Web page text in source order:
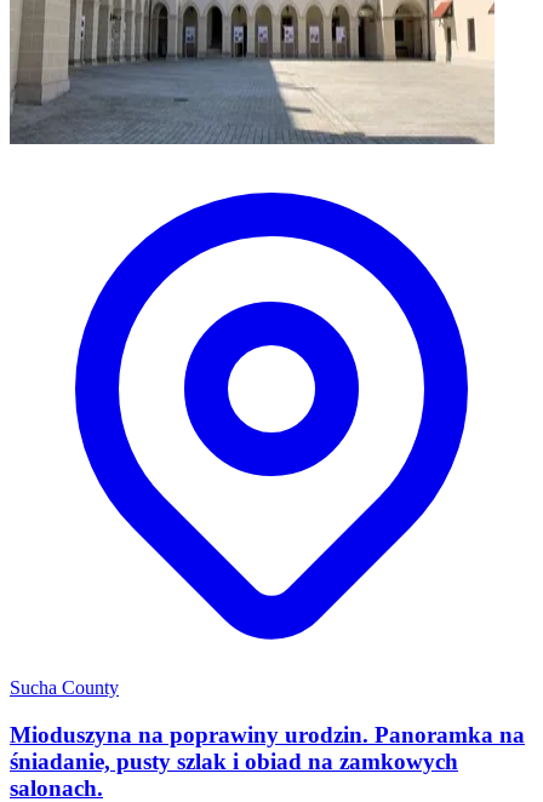
Sucha County
Mioduszyna na poprawiny urodzin. Panoramka na
śniadanie, pusty szlak i obiad na zamkowych
salonach.